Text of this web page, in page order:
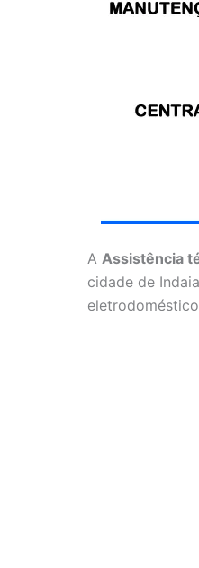
A Assistência
cidade de